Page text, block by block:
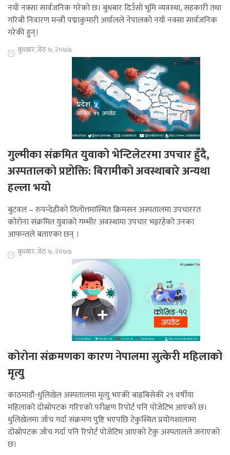
नयाँ नक्सा सार्वजनिक गरेको छ। बुधबार दिउँसो भूमि व्यवस्था, सहकारी तथा
गरिबी निवारण मन्त्री पद्माकुमारी अर्यालले नेपालको नयाँ नक्सा सार्वजनिक
गरेकी हुन्।
बुधबार, जेठ ७, २०७७
गुल्मीका संक्रमित युवाको भेन्टिलेटरमा उपचार हुँदै,
अस्पतालको प्रष्टोक्ति: बिरामीको अवस्थाबारे अन्यथा
हल्ला भयो
बुटवल – रुपन्देहीको तिलोत्तमास्थित क्रिमसन अस्पतालमा उपचाररत
कोरोना संक्रमित युवाको गम्भीर अवस्थामा उपचार भइरहेको उनका
आफन्तले बताएका छन् ।
बुधबार, जेठ ७, २०७७
कोरोना संक्रमणका कारण नेपालमा सुत्केरी महिलाको
मृत्यु
काठमाडौं-धुलिखेल अस्पतालमा मृत्यु भएकी बाह्रबिसेकी २९ वर्षीया
महिलाको दोस्रोपटक गरिएको परीक्षण रिपोर्ट पनि पोजेटिभ आएको छ।
धुलिखेलमा जाँच गर्दा संक्रमण पुष्टि भएपछि टेकुस्थित प्रयोगशालामा
दोस्रोपटक जाँच गर्दा पनि रिपोर्ट पोजेटिभ आएको टेकु अस्पतालले जनाएको
छ।